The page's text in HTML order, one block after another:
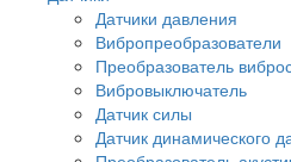
Датчики давления
Вибропреобразователи
Преобразователь
Вибровыключатель
Датчик силы
Датчик динамического